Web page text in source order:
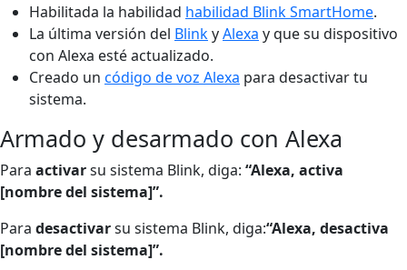
Habilitada la habilidad habilidad Blink SmartHome.
La última versión del BlinkyAlexa y que su dispositivo
con Alexa esté actualizado.
Creado un código de voz Alexa para desactivar tu
sistema.
Armado y desarmado con Alexa
Para activarsu sistema Blink, diga: “Alexa, activa
[nombre del sistema]”.
Para desactivarsu sistema Blink, diga:“Alexa, desactiva
[nombre del sistema]”.